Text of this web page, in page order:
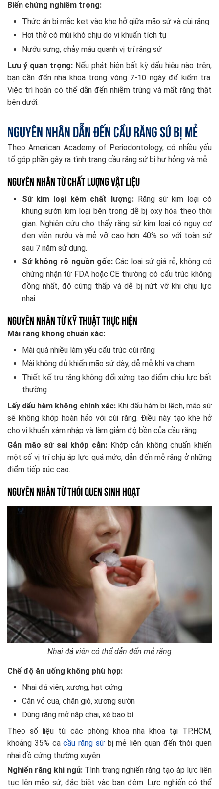
Biến chứng nghiêm trọng:
Thức ăn bị mắc kẹt vào khe hở giữa mão sứ và cùi răng
Hơi thở có mùi khó chịu do vi khuẩn tích tụ
Nướu sưng, chảy máu quanh vị trí răng sứ
Lưu ý quan trọng: Nếu phát hiện bất kỳ dấu hiệu nào trên,
bạn cần đến nha khoa trong vòng 7-10 ngày để kiểm tra.
Việc trì hoãn có thể dẫn đến nhiễm trùng và mất răng thật
bên dưới.
Nguyên nhân dẫn đến cầu răng sứ bị mẻ
Theo American Academy of Periodontology, có nhiều yếu
tố góp phần gây ra tình trạng cầu răng sứ bị hư hỏng và mẻ.
Nguyên nhân từ chất lượng vật liệu
Sứ kim loại kém chất lượng:Răng sứ kim loại có
khung sườn kim loại bên trong dễ bị oxy hóa theo thời
gian. Nghiên cứu cho thấy răng sứ kim loại có nguy cơ
đen viền nướu và mẻ vỡ cao hơn 40% so với toàn sứ
sau 7 năm sử dụng.
Sứ không rõ nguồn gốc:Các loại sứ giá rẻ, không có
chứng nhận từ FDA hoặc CE thường có cấu trúc không
đồng nhất, độ cứng thấp và dễ bị nứt vỡ khi chịu lực
nhai.
Nguyên nhân từ kỹ thuật thực hiện
Mài răng không chuẩn xác:
Mài quá nhiều làm yếu cấu trúc cùi răng
Mài không đủ khiến mão sứ dày, dễ mẻ khi va chạm
Thiết kế trụ răng không đối xứng tạo điểm chịu lực bất
thường
Lấy dấu hàm không chính xác: Khi dấu hàm bị lệch, mão sứ
sẽ không khớp hoàn hảo với cùi răng. Điều này tạo khe hở
cho vi khuẩn xâm nhập và làm giảm độ bền của cầu răng.
Gắn mão sứ sai khớp cắn: Khớp cắn không chuẩn khiến
một số vị trí chịu áp lực quá mức, dẫn đến mẻ răng ở những
điểm tiếp xúc cao.
Nguyên nhân từ thói quen sinh hoạt
Nhai đá viên có thể dẫn đến mẻ răng
Chế độ ăn uống không phù hợp:
Nhai đá viên, xương, hạt cứng
Cắn vỏ cua, chân giò, xương sườn
Dùng răng mở nắp chai, xé bao bì
Theo số liệu từ các phòng khoa nha khoa tại TP.HCM,
khoảng 35% cacầu răng sứbị mẻ liên quan đến thói quen
nhai đồ cứng thường xuyên.
Nghiến răng khi ngủ:Tình trạng nghiến răng tạo áp lực liên
tục lên mão sứ, đặc biệt vào ban đêm. Lực nghiến có thể